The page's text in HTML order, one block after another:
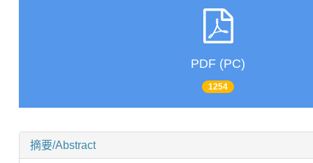
PDF (PC)
1254
摘要/Abstract